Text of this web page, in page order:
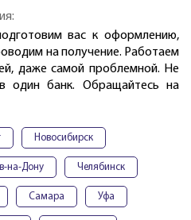
вас к оформлению,
на получение. Работаем
даже самой проблемной. Не
один банк. Обращайтесь на
Новосибирск
на-Дону Челябинск
Самара Уфа